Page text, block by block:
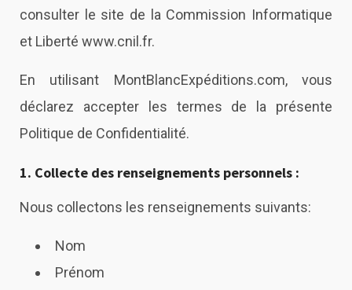
consulter le site de la Commission Informatique
et Liberté www.cnil.fr.
En utilisant MontBlancExpéditions.com, vous
déclarez accepter les termes de la présente
Politique de Confidentialité.
1. Collecte des renseignements personnels :
Nous collectons les renseignements suivants:
Nom
Prénom